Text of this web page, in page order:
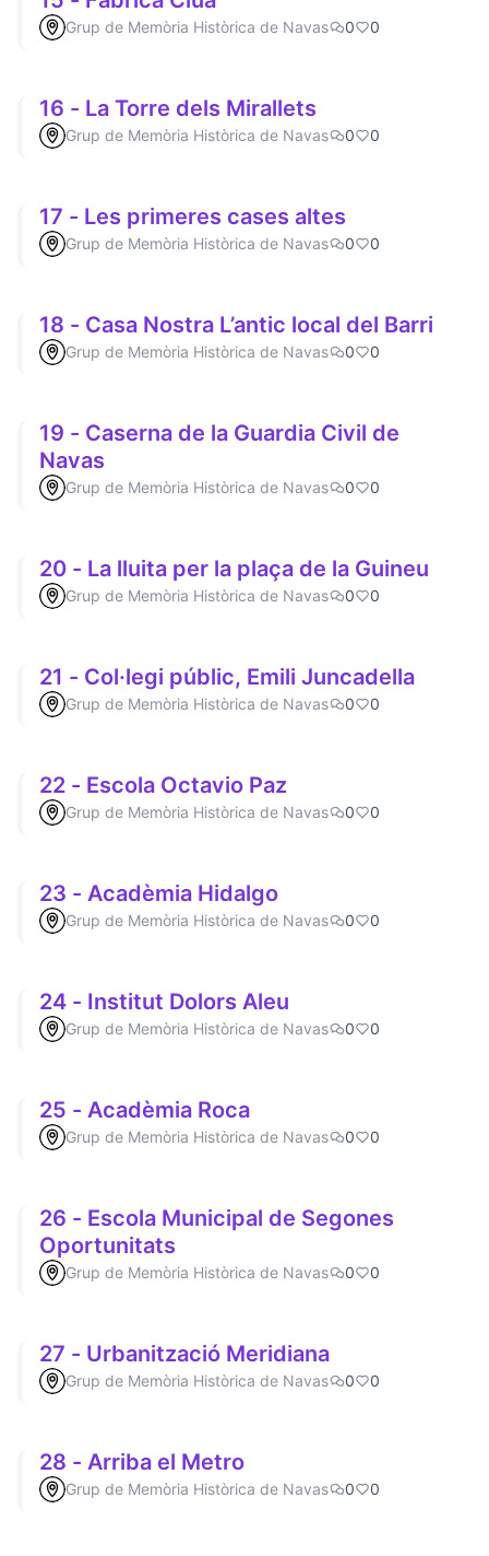
Grup de Memòria Històrica de Navas 0 0
16 - La Torre dels Mirallets
Grup de Memòria Històrica de Navas 0 0
17 - Les primeres cases altes
Grup de Memòria Històrica de Navas 0 0
18 - Casa Nostra L’antic local del Barri
Grup de Memòria Històrica de Navas 0 0
19 - Caserna de la Guardia Civil de
Navas
Grup de Memòria Històrica de Navas 0 0
20 - La lluita per la plaça de la Guineu
Grup de Memòria Històrica de Navas 0 0
21 - Col·legi públic, Emili Juncadella
Grup de Memòria Històrica de Navas 0 0
22 - Escola Octavio Paz
Grup de Memòria Històrica de Navas 0 0
23 - Acadèmia Hidalgo
Grup de Memòria Històrica de Navas 0 0
24 - Institut Dolors Aleu
Grup de Memòria Històrica de Navas 0 0
25 - Acadèmia Roca
Grup de Memòria Històrica de Navas 0 0
26 - Escola Municipal de Segones
Oportunitats
Grup de Memòria Històrica de Navas 0 0
27 - Urbanització Meridiana
Grup de Memòria Històrica de Navas 0 0
28 - Arriba el Metro
Grup de Memòria Històrica de Navas 0 0